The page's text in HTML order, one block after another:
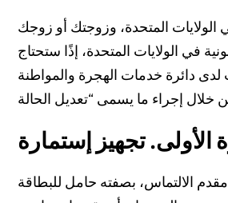
المتحدة، وزوجتك أو زوجك
في الولايات المتحدة، إذًا ستحتاج
لدى دائرة خدمات الهجرة والمواطنة
الالتماس، بصفته حامل للبطاقة